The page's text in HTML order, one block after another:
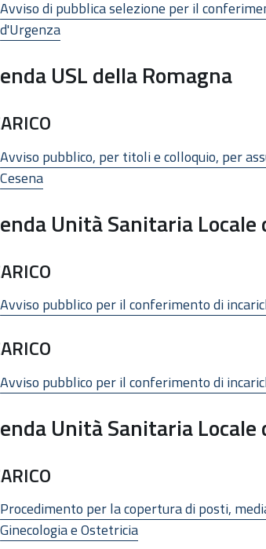
Avviso di pubblica selezione per il
d'Urgenza
USL della Romagna
Avviso pubblico, per titoli e colloquio, per
Cesena
Unità Sanitaria Locale
Avviso pubblico per il conferimento di
Avviso pubblico per il conferimento di
Unità Sanitaria Locale
Procedimento per la copertura di posti,
Ginecologia e Ostetricia